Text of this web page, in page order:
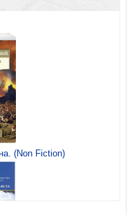
для тебя
1 и 2 классы.
переводы
(Non Fiction)